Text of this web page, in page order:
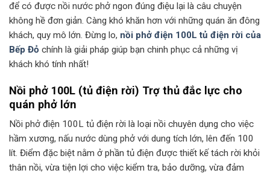
để có được nồi nước phở ngon đúng điệu lại là câu chuyện
không hề đơn giản. Càng khó khăn hơn với những quán ăn đông
khách, quy mô lớn. Đừng lo, nồi phở điện 100L tủ điện rời của
Bếp Đỏ chính là giải pháp giúp bạn chinh phục cả những vị
khách khó tính nhất!
Nồi phở 100L (tủ điện rời) Trợ thủ đắc lực cho
quán phở lớn
Nồi phở điện 100L tủ điện rời là loại nồi chuyên dụng cho việc
hầm xương, nấu nước dùng phở với dung tích lớn, lên đến 100
lít. Điểm đặc biệt nằm ở phần tủ điện được thiết kế tách rời khỏi
thân nồi, vừa tiện lợi cho việc kiểm tra, bảo dưỡng, vừa đảm